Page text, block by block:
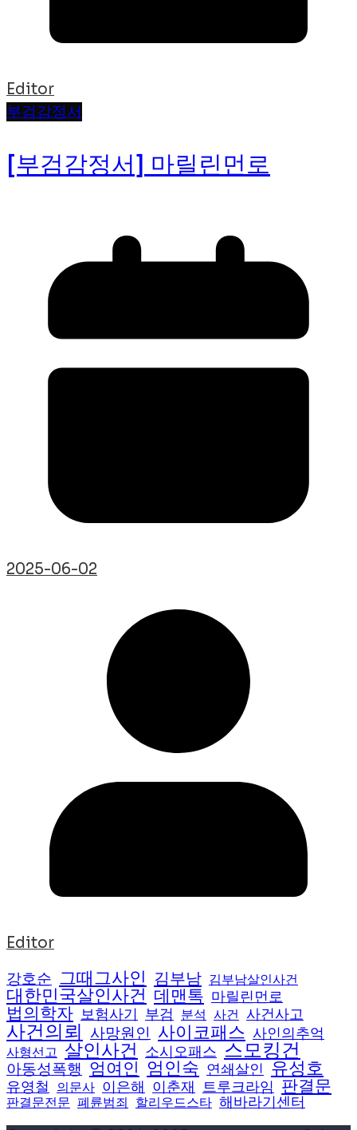
Editor
부검감정서
[부검감정서] 마릴린먼로
2025-06-02
Editor
강호순 그때그사인 김부남 김부남살인사건
대한민국살인사건 데맨톡 마릴린먼로
법의학자 보험사기 부검 분석 사건 사건사고
사건의뢰 사망원인 사이코패스 사인의추억
사형선고 살인사건 소시오패스 스모킹건
아동성폭행 엄여인 엄인숙 연쇄살인 유성호
유영철 의문사 이은해 이춘재 트루크라임 판결문
판결문전문 폐륜범죄 할리우드스타 해바라기센터